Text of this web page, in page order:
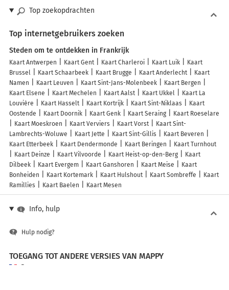
Top zoekopdrachten
Top internetgebruikers zoeken
Steden om te ontdekken in Frankrijk
Kaart Antwerpen Kaart Gent Kaart Charleroi Kaart Luik
Kaart
Brussel
Kaart Schaarbeek Kaart Brugge Kaart Anderlecht
Kaart
Namen
Kaart Leuven Kaart Sint-Jans-Molenbeek
Kaart Bergen
Kaart Elsene
Kaart Mechelen Kaart Aalst Kaart Ukkel
Kaart La
Louvière
Kaart Hasselt Kaart Kortrijk Kaart Sint-Niklaas
Kaart
Oostende
Kaart Doornik Kaart Genk Kaart Seraing
Kaart Roeselare
Kaart Moeskroen
Kaart Verviers Kaart Vorst
Kaart Sint-
Lambrechts-Woluwe
Kaart Jette Kaart Sint-Gillis
Kaart Beveren
Kaart Etterbeek
Kaart Dendermonde Kaart Beringen
Kaart Turnhout
Kaart Deinze
Kaart Vilvoorde Kaart Heist-op-den-Berg
Kaart
Dilbeek
Kaart Evergem Kaart Ganshoren Kaart Meise
Kaart
Bonheiden
Kaart Kortemark Kaart Hulshout Kaart Sombreffe
Kaart
Ramillies
Kaart Baelen Kaart Mesen
Info, hulp
Hulp nodig?
TOEGANG TOT ANDERE VERSIES VAN MAPPY
France